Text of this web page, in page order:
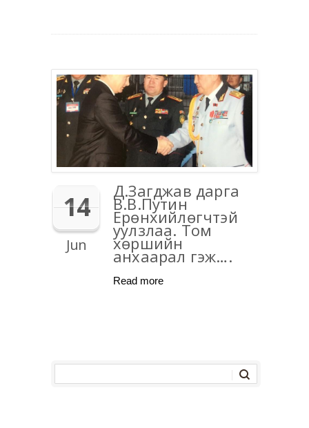
14
Jun
Д.Загджав дарга
В.В.Путин
Ерөнхийлөгчтэй
уулзлаа. Том
хөршийн
анхаарал гэж….
Read more